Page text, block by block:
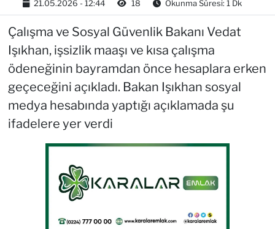
21.05.2026 - 12:44 18 Okunma Süresi: 1 Dk
Çalışma ve Sosyal Güvenlik Bakanı Vedat
Işıkhan, işsizlik maaşı ve kısa çalışma
ödeneğinin bayramdan önce hesaplara erken
geçeceğini açıkladı. Bakan Işıkhan sosyal
medya hesabında yaptığı açıklamada şu
ifadelere yer verdi